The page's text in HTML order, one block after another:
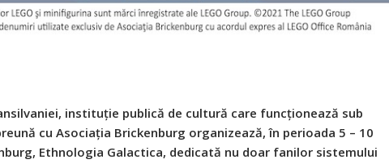
instituție publică de cultură care funcționează sub
cu Asociația Brickenburg organizează, în perioada 5 – 10
Ethnologia Galactica, dedicată nu doar fanilor sistemului